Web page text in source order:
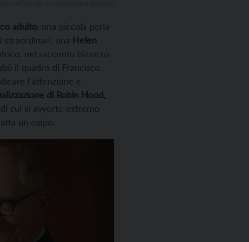
adulto , una piccola perla
una Helen
nel racconto bizzarro
il quadro di Francisco
l’attenzione e
di Robin Hood,
cui si avverte estremo
un colpo.